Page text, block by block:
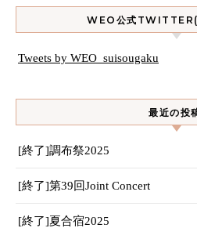
WEO公式
Tweets by WEO_suisougaku
最近の投
[終了]調布祭2025
[終了]第39回Joint Concert
[終了]夏合宿2025